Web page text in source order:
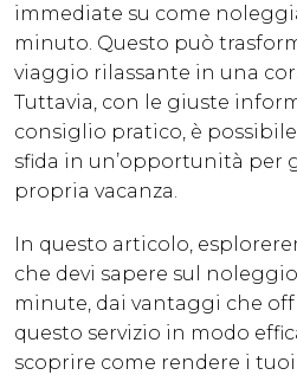
immediate su come
minuto. Questo può
viaggio rilassante in una
Tuttavia, con le giuste
consiglio pratico, è
sfida in un’opportunità per
propria vacanza.
In questo articolo,
che devi sapere sul
minute, dai vantaggi che
questo servizio in modo
scoprire come rendere i